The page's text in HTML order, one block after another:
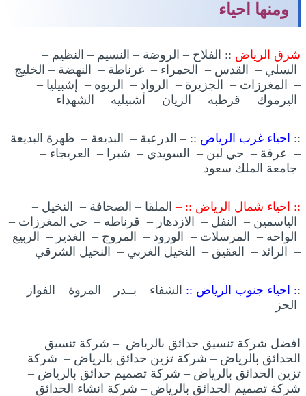
ومنها احياء
شرق الرياض :: الفلاح – الروضة – النسيم – النظيم –
السلي – القدس – الحمراء – غرناطة – النهضة – الخليج
– المغرزات – الجزيرة – الرواد – الربوه – إشبيليا –
اليرموك – قرطبه – الريان – أشبيليه – الشهداء
:: احياء غرب الرياض :: – الدرعية – البديعة – ظهرة البديعة
– عرقة – حي لبن – السويدي – شبرا – العريجاء –
جامعة الملك سعود
:: احياء شمال الرياض :: – الملقا – الصحافة – النخيل –
الياسمين – النفل – الازدهار – قرناطه – حي المغرزات –
الواحه – المرسلات – الورود – المروج – الغدير – الربيع
– الرائد – العقيق – النخيل الغربي – النخيل الشرقي
:: احياء جنوب الرياض :: الشفاء – بــدر – المروة – الفواز –
الحز
افضل شركة تنسيق حدائق بالرياض – شركة تنسيق
الحدائق بالرياض – شركة تزين حدائق بالرياض – شركة
تزين الحدائق بالرياض – شركة تصميم حدائق بالرياض –
شركة تصميم الحدائق بالرياض – شركة انشاء الحدائق